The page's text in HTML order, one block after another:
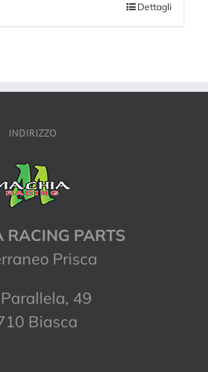
Dettagli
INDIRIZZO
RACING PARTS
Prisca
49
Biasca